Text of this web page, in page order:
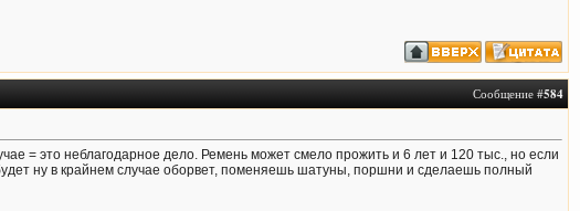
Сообщение #584
= это неблагодарное дело. Ремень может смело прожить и 6 лет и 120 тыс., но если
ну в крайнем случае оборвет, поменяешь шатуны, поршни и сделаешь полный